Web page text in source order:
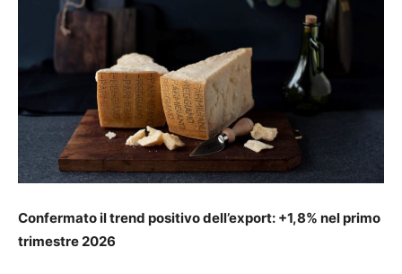
Confermato il trend positivo dell’export: +1,8% nel primo
trimestre 2026